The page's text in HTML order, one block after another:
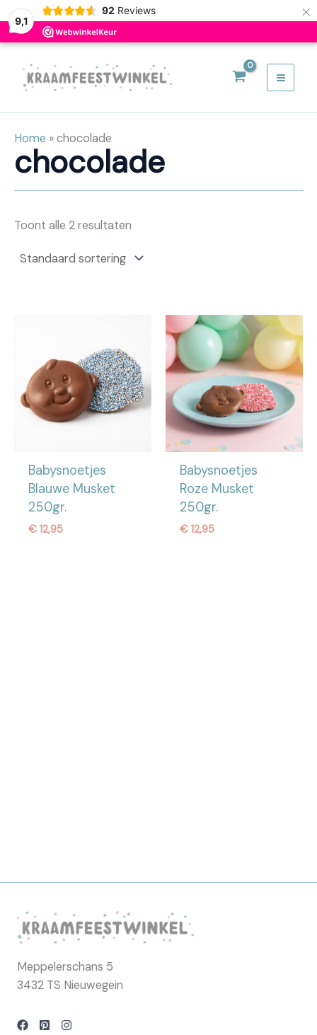
9,1
92 Reviews ×
Ga
Home »chocolade
chocolade
Toont alle 2 resultaten
Babysnoetjes
Blauwe Musket
250gr.
€12,95
Babysnoetjes
Roze Musket
250gr.
€12,95
Meppelerschans 5
3432 TS Nieuwegein